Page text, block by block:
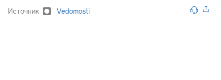
Источник Vedomosti